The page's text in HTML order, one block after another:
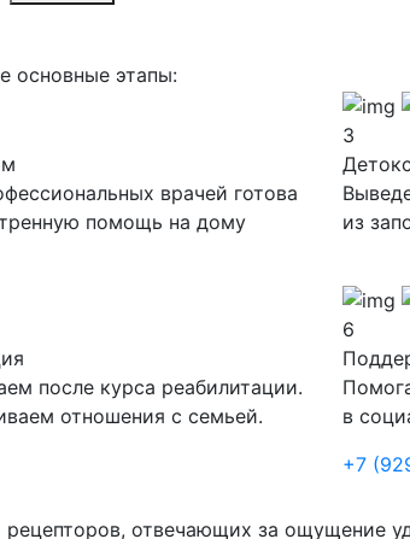
основные этапы:
врачей готова
помощь на дому
3
из
после курса реабилитации.
отношения с семьей.
6
в
+7
отвечающих за ощущение